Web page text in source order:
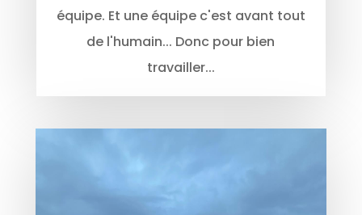
équipe. Et une équipe c'est avant tout
de l'humain... Donc pour bien
travailler...